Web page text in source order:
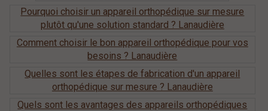
Pourquoi choisir un appareil orthopédique sur mesure
plutôt qu'une solution standard ? Lanaudière
Comment choisir le bon appareil orthopédique pour vos
besoins ? Lanaudière
Quelles sont les étapes de fabrication d'un appareil
orthopédique sur mesure ? Lanaudière
Quels sont les avantages des appareils orthopédiques